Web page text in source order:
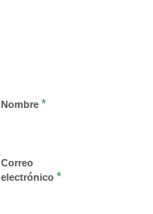
Nombre *
Correo
electrónico *